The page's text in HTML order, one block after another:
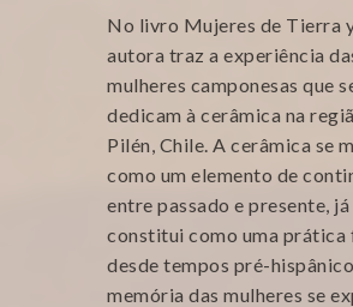
No livro Mujeres de Tierra
autora traz a experiência
mulheres camponesas que
dedicam à cerâmica na
Pilén, Chile. A cerâmica se
como um elemento de
entre passado e presente, já
constitui como uma prática
desde tempos pré-
memória das mulheres se